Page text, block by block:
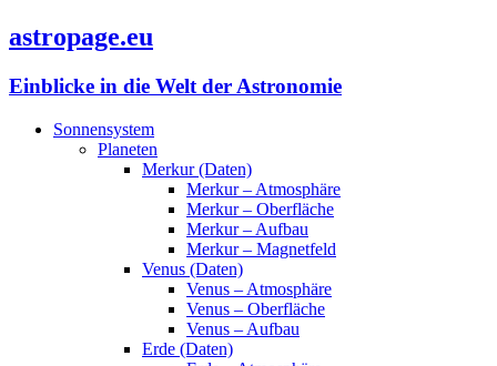
astropage.eu
Einblicke in die Welt der Astronomie
Sonnensystem
Planeten
Merkur (Daten)
Merkur – Atmosphäre
Merkur – Oberfläche
Merkur – Aufbau
Merkur – Magnetfeld
Venus (Daten)
Venus – Atmosphäre
Venus – Oberfläche
Venus – Aufbau
Erde (Daten)